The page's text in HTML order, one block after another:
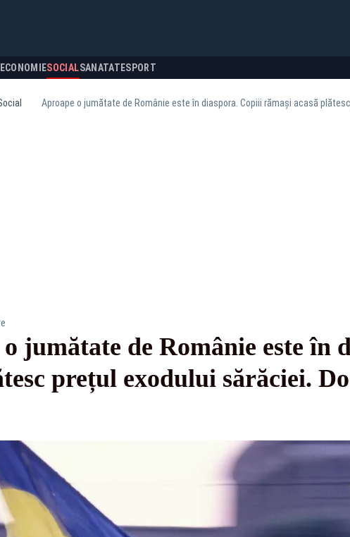
ECONOMIESOCIALSANATATESPORT
Aproape o jumătate de Românie este în diaspora. Copiii rămași acasă
jumătate de Românie este în
prețul exodului sărăciei.